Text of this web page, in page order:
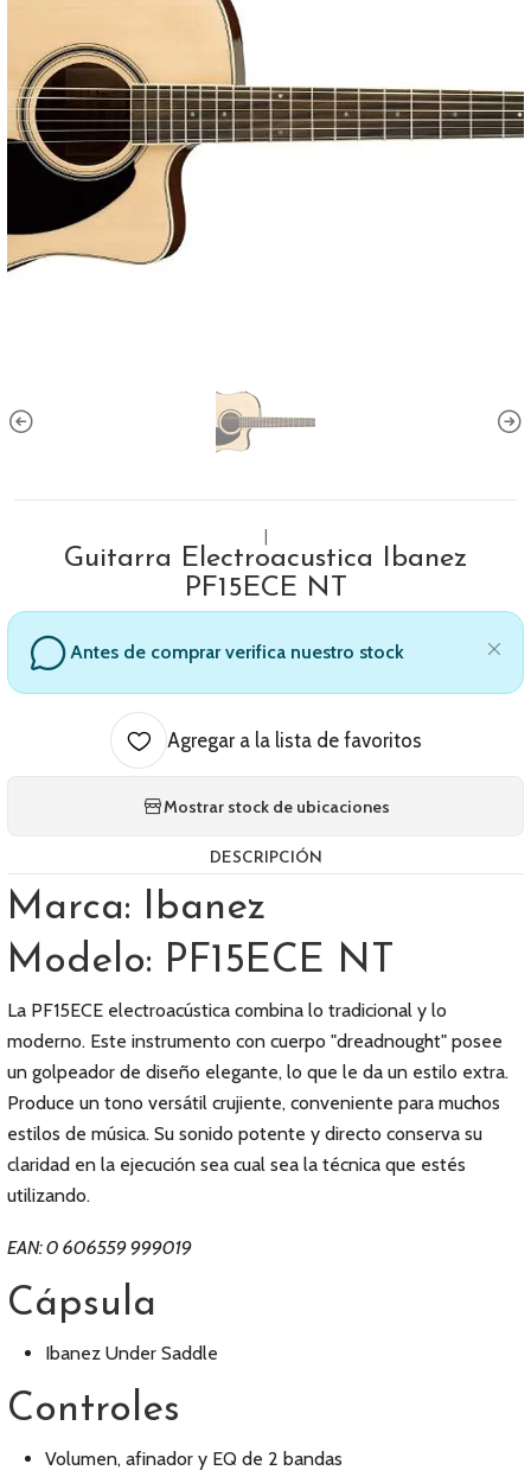
Guitarra Electroacustica Ibanez
PF15ECE NT
Antes de comprar verifica nuestro stock
Agregar a la lista de favoritos
Mostrar stock de ubicaciones
DESCRIPCIÓN
Marca: Ibanez
Modelo: PF15ECE NT
La PF15ECE electroacústica combina lo tradicional y lo
moderno. Este instrumento con cuerpo "dreadnought" posee
un golpeador de diseño elegante, lo que le da un estilo extra.
Produce un tono versátil crujiente, conveniente para muchos
estilos de música. Su sonido potente y directo conserva su
claridad en la ejecución sea cual sea la técnica que estés
utilizando.
EAN: 0 606559 999019
Cápsula
Ibanez Under Saddle
Controles
Volumen, afinador y EQ de 2 bandas